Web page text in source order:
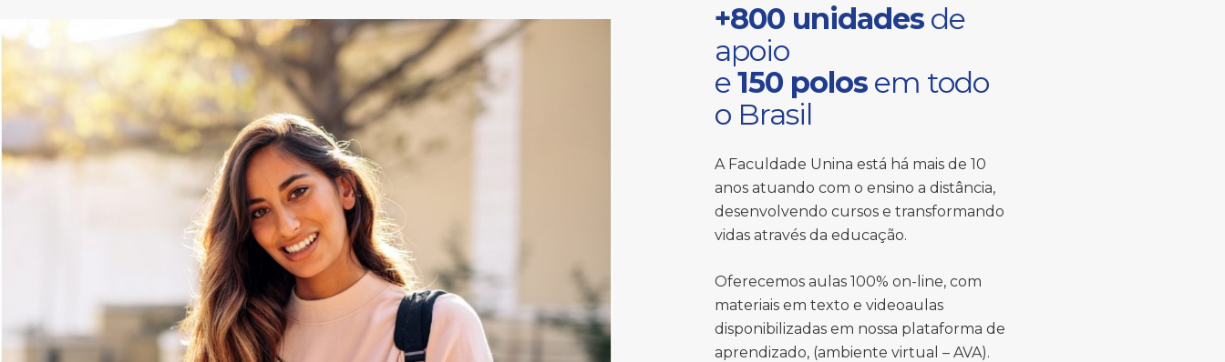
+800 unidadesde
apoio
e150 polosem todo
o Brasil
A Faculdade Unina está há mais de 10
anos atuando com o ensino a distância,
desenvolvendo cursos e transformando
vidas através da educação.
Oferecemos aulas 100% on-line, com
materiais em texto e videoaulas
disponibilizadas em nossa plataforma de
aprendizado, (ambiente virtual – AVA).